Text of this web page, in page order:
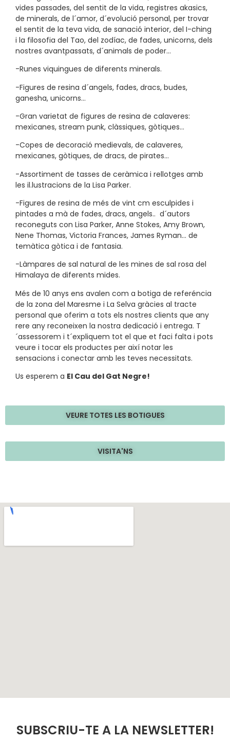
vides passades, del sentit de la vida, registres akasics,
de minerals, de l´amor, d´evolució personal, per trovar
el sentit de la teva vida, de sanació interior, del I-ching
i la filosofia del Tao, del zodíac, de fades, unicorns, dels
nostres avantpassats, d´animals de poder…
-Runes viquingues de diferents minerals.
-Figures de resina d´angels, fades, dracs, budes,
ganesha, unicorns…
-Gran varietat de figures de resina de calaveres:
mexicanes, stream punk, clàssiques, gòtiques…
-Copes de decoració medievals, de calaveres,
mexicanes, gòtiques, de dracs, de pirates…
-Assortiment de tasses de ceràmica i rellotges amb
les il.lustracions de la Lisa Parker.
-Figures de resina de més de vint cm esculpides i
pintades a mà de fades, dracs, angels.. d´autors
reconeguts con Lisa Parker, Anne Stokes, Amy Brown,
Nene Thomas, Victoria Frances, James Ryman… de
temàtica gòtica i de fantasia.
-Làmpares de sal natural de les mines de sal rosa del
Himalaya de diferents mides.
Més de 10 anys ens avalen com a botiga de referéncia
de la zona del Maresme i La Selva gràcies al tracte
personal que oferim a tots els nostres clients que any
rere any reconeixen la nostra dedicació i entrega. T
´assessorem i t´expliquem tot el que et faci falta i pots
veure i tocar els productes per així notar les
sensacions i conectar amb les teves necessitats.
Us esperem a El Cau del Gat Negre!
VEURE TOTES LES BOTIGUES
VISITA'NS
SUBSCRIU-TE A LA NEWSLETTER!